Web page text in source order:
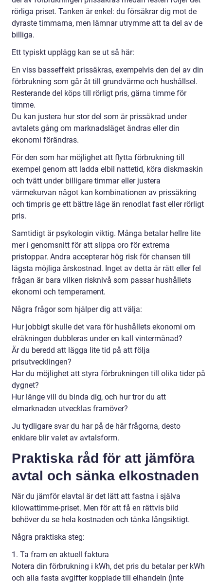
rörliga priset. Tanken är enkel: du försäkrar dig mot de
dyraste timmarna, men lämnar utrymme att ta del av de
billiga.
Ett typiskt upplägg kan se ut så här:
En viss basseffekt prissäkras, exempelvis den del av din
förbrukning som går åt till grundvärme och hushållsel.
Resterande del köps till rörligt pris, gärna timme för
timme.
Du kan justera hur stor del som är prissäkrad under
avtalets gång om marknadsläget ändras eller din
ekonomi förändras.
För den som har möjlighet att flytta förbrukning till
exempel genom att ladda elbil nattetid, köra diskmaskin
och tvätt under billigare timmar eller justera
värmekurvan något kan kombinationen av prissäkring
och timpris ge ett bättre läge än renodlat fast eller rörligt
pris.
Samtidigt är psykologin viktig. Många betalar hellre lite
mer i genomsnitt för att slippa oro för extrema
pristoppar. Andra accepterar hög risk för chansen till
lägsta möjliga årskostnad. Inget av detta är rätt eller fel
frågan är bara vilken risknivå som passar hushållets
ekonomi och temperament.
Några frågor som hjälper dig att välja:
Hur jobbigt skulle det vara för hushållets ekonomi om
elräkningen dubbleras under en kall vintermånad?
Är du beredd att lägga lite tid på att följa
prisutvecklingen?
Har du möjlighet att styra förbrukningen till olika tider på
dygnet?
Hur länge vill du binda dig, och hur tror du att
elmarknaden utvecklas framöver?
Ju tydligare svar du har på de här frågorna, desto
enklare blir valet av avtalsform.
Praktiska råd för att jämföra
avtal och sänka elkostnaden
När du jämför elavtal är det lätt att fastna i själva
kilowattimme-priset. Men för att få en rättvis bild
behöver du se hela kostnaden och tänka långsiktigt.
Några praktiska steg:
1. Ta fram en aktuell faktura
Notera din förbrukning i kWh, det pris du betalar per kWh
och alla fasta avgifter kopplade till elhandeln (inte